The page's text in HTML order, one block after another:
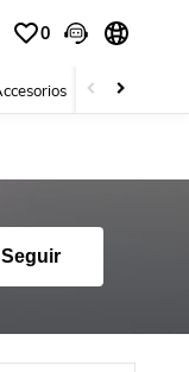
0
Zapatos
Seguir